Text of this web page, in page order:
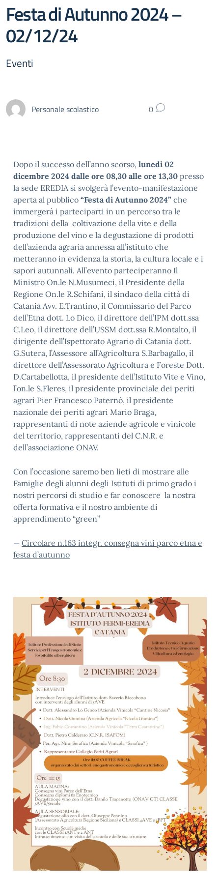
Festa di Autunno 2024 –
02/12/24
Eventi
Personale scolastico 0
Dopo il successo dell’anno scorso, lunedì 02
dicembre 2024 dalle ore 08,30 alle ore 13,30 presso
la sede EREDIA si svolgerà l’evento-manifestazione
aperta al pubblico “Festa di Autunno 2024” che
immergerà i parteciparti in un percorso tra le
tradizioni della coltivazione della vite e della
produzione del vino e la degustazione di prodotti
dell’azienda agraria annessa all’istituto che
metteranno in evidenza la storia, la cultura locale e i
sapori autunnali. All’evento parteciperanno Il
Ministro On.le N.Musumeci, il Presidente della
Regione On.le R.Schifani, il sindaco della città di
Catania Avv. E.Trantino, il Commissario del Parco
dell’Etna dott. Lo Dico, il direttore dell’IPM dott.ssa
C.Leo, il direttore dell’USSM dott.ssa R.Montalto, il
dirigente dell’Ispettorato Agrario di Catania dott.
G.Sutera, l’Assessore all’Agricoltura S.Barbagallo, il
direttore dell’Assessorato Agricoltura e Foreste Dott.
D.Cartabellotta, il presidente dell’Istituto Vite e Vino,
l’on.le S.Fleres, il presidente provinciale dei periti
agrari Pier Francesco Paternò, il presidente
nazionale dei periti agrari Mario Braga,
rappresentanti di note aziende agricole e vinicole
del territorio, rappresentanti del C.N.R. e
dell’associazione ONAV.
Con l’occasione saremo ben lieti di mostrare alle
Famiglie degli alunni degli Istituti di primo grado i
nostri percorsi di studio e far conoscere la nostra
offerta formativa e il nostro ambiente di
apprendimento “green”
— Circolare n.163 integr. consegna vini parco etna e
festa d’autunno